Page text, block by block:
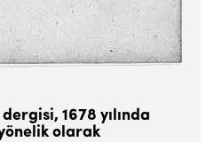
1678 yılında
olarak